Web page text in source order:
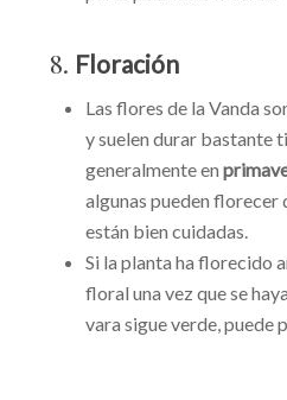
8. Floración
Las flores de la Vanda
y suelen durar bastante
generalmente en
algunas pueden florecer
están bien cuidadas.
Si la planta ha florecido
floral una vez que se
vara sigue verde, puede